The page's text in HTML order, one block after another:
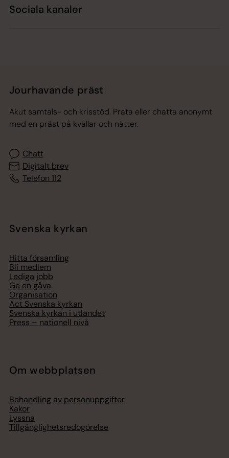
Sociala kanaler
Jourhavande präst
Akut samtals- och krisstöd. Prata eller chatta anonymt
med en präst på kvällar och nätter.
Chatt
Digitalt brev
Telefon 112
Svenska kyrkan
Hitta församling
Bli medlem
Lediga jobb
Ge en gåva
Organisation
Act Svenska kyrkan
Svenska kyrkan i utlandet
Press – nationell nivå
Om webbplatsen
Behandling av personuppgifter
Kakor
Lyssna
Tillgänglighetsredogörelse